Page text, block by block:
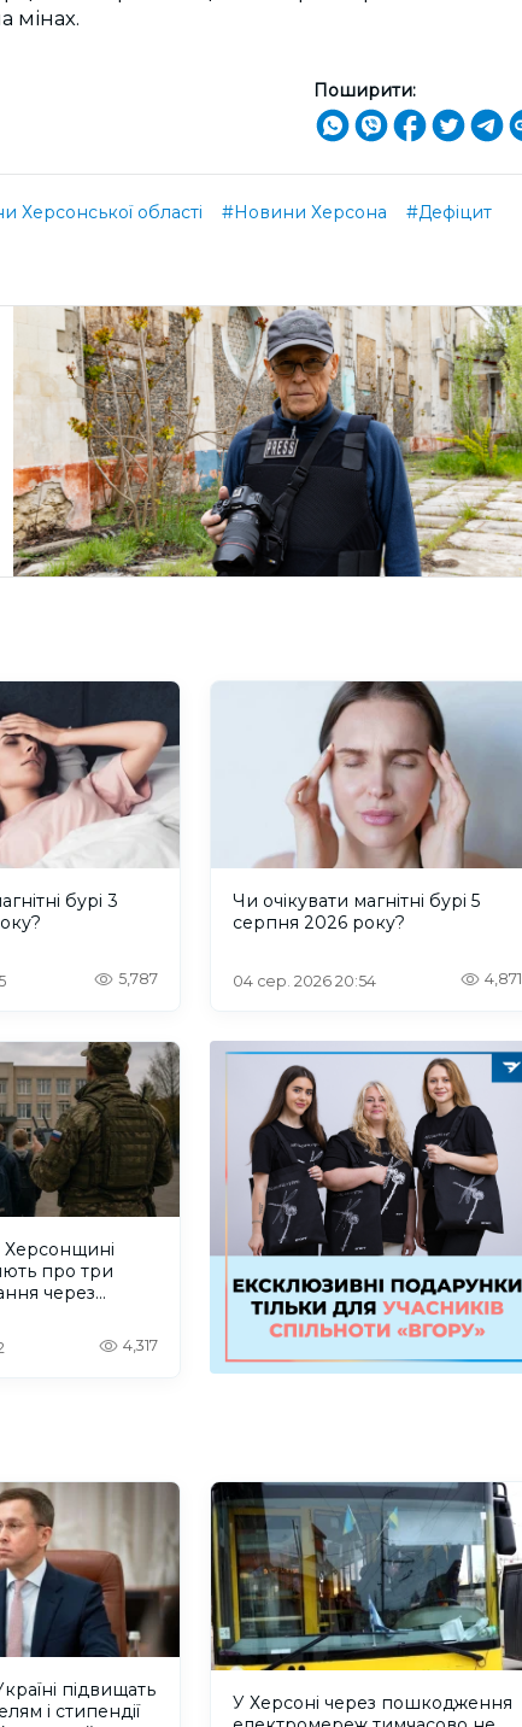
мінах.
Поширити:
Херсонської області #Новини Херсона
#Дефіцит
бурі 3
5,787
Чи очікувати магнітні бурі 5
серпня 2026 року?
04 сер. 2026 20:54 4,871
Херсонщині
про три
через
4,317
підвищать
і стипендії
У Херсоні через пошкодження